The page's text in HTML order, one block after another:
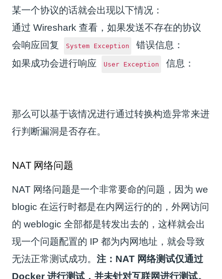
某一个协议的话就会出现以下情况：
通过 Wireshark 查看，如果发送不存在的协议
会响应回复
System Exception
错误信息：
如果成功会进行响应
User Exception 信息：
那么可以基于该情况进行通过转换构造异常来进
行判断漏洞是否存在。
NAT 网络问题
NAT 网络问题是一个非常要命的问题，因为 we
blogic 在运行时都是在内网运行的的，外网访问
的 weblogic 全部都是转发出去的，这样就会出
现一个问题配置的 IP 都为内网地址，就会导致
无法正常测试成功。注：NAT 网络测试仅通过
Docker 进行测试，并未针对互联网进行测试。